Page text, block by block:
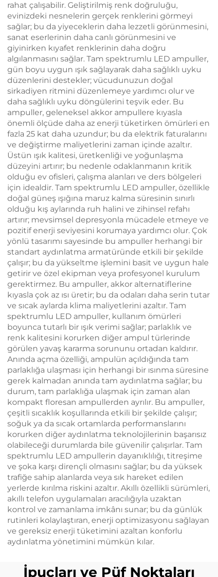
rahat çalışabilir. Geliştirilmiş renk doğruluğu,
evinizdeki nesnelerin gerçek renklerini görmeyi
sağlar; bu da yiyeceklerin daha lezzetli görünmesini,
sanat eserlerinin daha canlı görünmesini ve
giyinirken kıyafet renklerinin daha doğru
algılanmasını sağlar. Tam spektrumlu LED ampuller,
gün boyu uygun ışık sağlayarak daha sağlıklı uyku
düzenlerini destekler; vücudunuzun doğal
sirkadiyen ritmini düzenlemeye yardımcı olur ve
daha sağlıklı uyku döngülerini teşvik eder. Bu
ampuller, geleneksel akkor ampullere kıyasla
önemli ölçüde daha az enerji tüketirken ömürleri en
fazla 25 kat daha uzundur; bu da elektrik faturalarını
ve değiştirme maliyetlerini zaman içinde azaltır.
Üstün ışık kalitesi, üretkenliği ve yoğunlaşma
düzeyini artırır; bu nedenle odaklanmanın kritik
olduğu ev ofisleri, çalışma alanları ve ders bölgeleri
için idealdir. Tam spektrumlu LED ampuller, özellikle
doğal güneş ışığına maruz kalma süresinin sınırlı
olduğu kış aylarında ruh halini ve zihinsel refahı
artırır; mevsimsel depresyonla mücadele etmeye ve
pozitif enerji seviyesini korumaya yardımcı olur. Çok
yönlü tasarımı sayesinde bu ampuller herhangi bir
standart aydınlatma armatüründe etkili bir şekilde
çalışır; bu da yükseltme işlemini basit ve uygun hale
getirir ve özel ekipman veya profesyonel kurulum
gerektirmez. Bu ampuller, akkor alternatiflerine
kıyasla çok az ısı üretir; bu da odaları daha serin tutar
ve sıcak aylarda klima maliyetlerini azaltır. Tam
spektrumlu LED ampuller, kullanım ömürleri
boyunca tutarlı bir ışık verimi sağlar; parlaklık ve
renk kalitesini korurken diğer ampul türlerinde
görülen yavaş kararma sorununu ortadan kaldırır.
Anında açma özelliği, ampulün açıldığında tam
parlaklığa ulaşması için herhangi bir ısınma süresine
gerek kalmadan anında tam aydınlatma sağlar; bu
durum, tam parlaklığa ulaşmak için zaman alan
kompakt floresan ampullerden ayrılır. Bu ampuller,
çeşitli sıcaklık koşullarında etkili bir şekilde çalışır;
soğuk ya da sıcak ortamlarda performanslarını
korurken diğer aydınlatma teknolojilerinin başarısız
olabileceği durumlarda bile güvenilir çalışırlar. Tam
spektrumlu LED ampullerin dayanıklılığı, titreşime
ve şoka karşı dirençli olmasını sağlar; bu da yüksek
trafiğe sahip alanlarda veya sık hareket edilen
yerlerde kırılma riskini azaltır. Akıllı özellikli sürümleri,
akıllı telefon uygulamaları aracılığıyla uzaktan
kontrol ve zamanlama imkânı sunar; bu da günlük
rutinleri kolaylaştıran, enerji optimizasyonu sağlayan
ve gereksiz enerji tüketimini azaltan konforlu
aydınlatma yönetimini mümkün kılar.
İpuçları ve Püf Noktaları